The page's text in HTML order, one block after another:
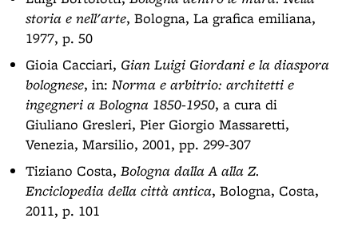
storia e nell'arte, Bologna, La grafica emiliana,
1977, p. 50
Gioia Cacciari, Gian Luigi Giordani e la diaspora
bolognese, in: Norma e arbitrio: architetti e
ingegneri a Bologna 1850-1950, a cura di
Giuliano Gresleri, Pier Giorgio Massaretti,
Venezia, Marsilio, 2001, pp. 299-307
Tiziano Costa, Bologna dalla A alla Z.
Enciclopedia della città antica, Bologna, Costa,
2011, p. 101